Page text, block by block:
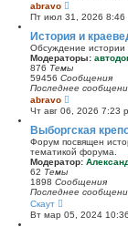
abravo
е
р
е
й
т
и
к
п
о
л
д
н
е
м
с
о
б
Пт июл 31, 2026 8:46
История и
Обсуждение истории
Модераторы:
876 Темы
59456 Сообщения
Последнее
abravo
е
р
е
й
т
и
к
о
с
е
Чт авг 06, 2026 7:23
Выборгская
Форум посвящен
тематикой форума.
Модератор:
62 Темы
1898 Сообщения
Последнее
Скаут
е
р
Вт мар 05, 2024